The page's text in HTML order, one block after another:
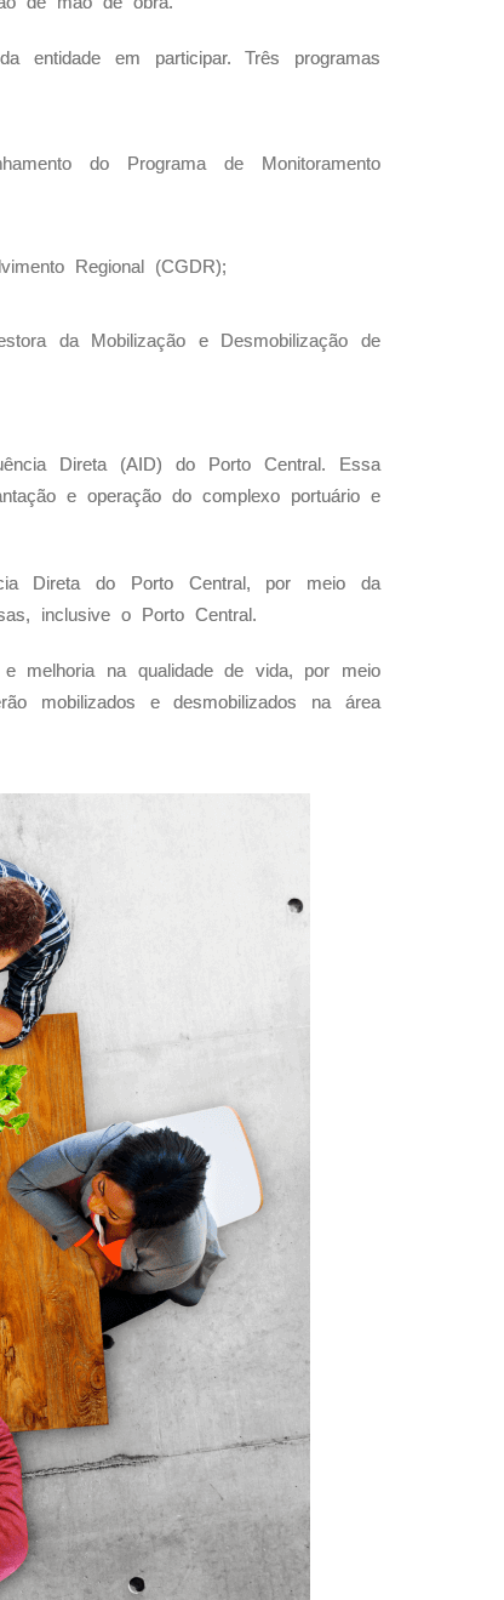
em participar. Três programas
do Programa de Monitoramento
Regional (CGDR);
da Mobilização e Desmobilização de
Direta (AID) do Porto Central. Essa
e operação do complexo portuário e
Direta do Porto Central, por meio da
inclusive o Porto Central.
melhoria na qualidade de vida, por meio
mobilizados e desmobilizados na área